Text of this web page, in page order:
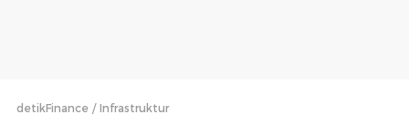
detikFinance Infrastruktur